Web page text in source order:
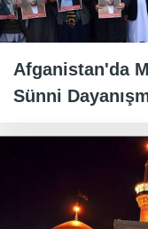
Afganistan'da
Sünni